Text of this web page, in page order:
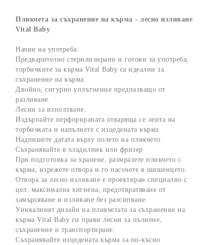
Пликчета за съхранение на кърма - лесно изливане
Vital Baby
Начин на употреба:
Предварително стерилизирани и готови за употреба,
торбичките за кърма Vital Baby са идеални за
съхранение на кърма.
Двойно, сигурно уплътнение предпазващо от
разливане.
Лесни за използване.
Издърпайте перфорираната отваряща се лента на
торбичката и напълнете с изцедената кърма.
Надпишете датата върху полето на пликчето.
Съхранявайте в хладилник или фризер.
При подготовка за хранене, размразете пликчето с
кърма, изрежете отвора и го насочете в шишенцето.
Отвора за лесно изливане е проектиран специално с
цел: максимална хигиена, предотвратяване от
замърсяване и изливане без разсипване.
Уникалният дизайн на пликчетата за съхранение на
кърма Vital Baby ги прави лесни за пълнене,
съхранение и транспортиране.
Съхранявайте изцедената кърма за по-късно